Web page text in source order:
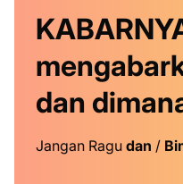
dan
Jangan Ragu dan /